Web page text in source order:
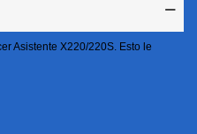
Asistente X220/220S. Esto le